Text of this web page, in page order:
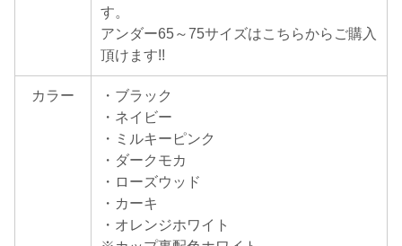
す。
アンダー65～75サイズはこちらからご購入
頂けます!!
カラー
・ブラック
・ネイビー
・ミルキーピンク
・ダークモカ
・ローズウッド
・カーキ
・オレンジホワイト